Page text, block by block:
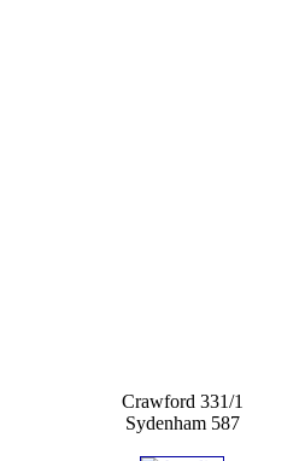
Crawford 331/1
Sydenham 587